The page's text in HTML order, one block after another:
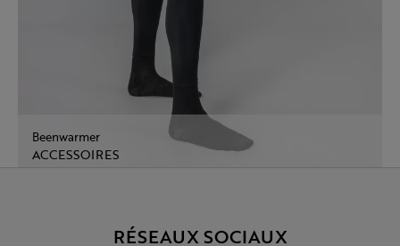
Beenwarmer
ACCESSOIRES
RÉSEAUX SOCIAUX